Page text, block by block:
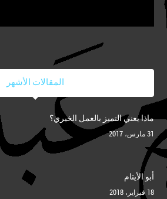
المقالات الأشهر
ماذا يعني التميز بالعمل الخيري؟
31 مارس، 2017
أبو الأيتام
18 فبراير، 2018